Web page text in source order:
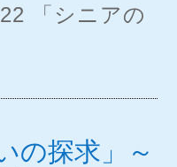
「シニアの
の探求」～